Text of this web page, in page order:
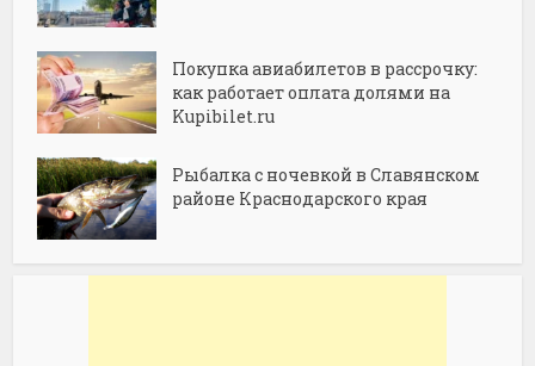
Покупка авиабилетов в рассрочку:
как работает оплата долями на
Kupibilet.ru
Рыбалка с ночевкой в Славянском
районе Краснодарского края